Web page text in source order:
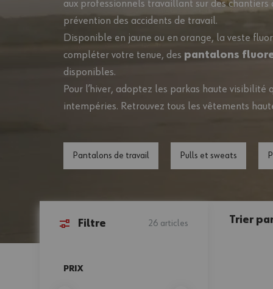
aux professionnels travaillant sur des
prévention des accidents de travail.
Disponible en jaune ou en orange, la veste
compléter votre tenue, des pantalons
disponibles.
Pour l’hiver, adoptez les parkas haute
intempéries. Retrouvez tous les vêtements
Pantalons de travail Pulls et sweats
Filtre 26 articles
PRIX
Trier